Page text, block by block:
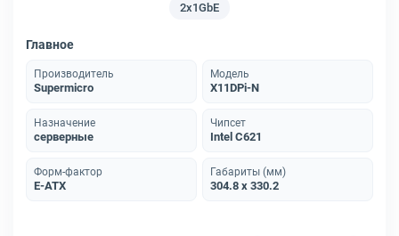
2x1GbE
Главное
Производитель
Supermicro
Модель
X11DPi-N
Назначение
серверные
Чипсет
Intel C621
Форм-фактор
E-ATX
Габариты (мм)
304.8 x 330.2